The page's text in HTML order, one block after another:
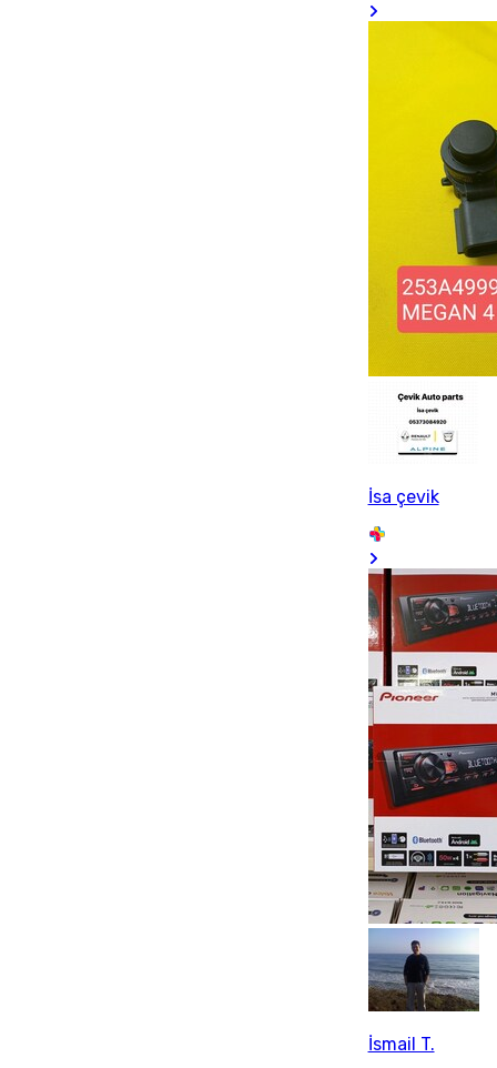
İsa çevik
İsmail T.